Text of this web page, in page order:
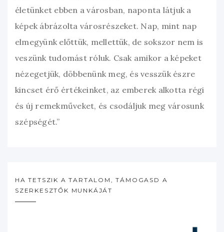
életünket ebben a városban, naponta látjuk a
képek ábrázolta városrészeket. Nap, mint nap
elmegyünk előttük, mellettük, de sokszor nem is
veszünk tudomást róluk. Csak amikor a képeket
nézegetjük, döbbenünk meg, és vesszük észre
kincset érő értékeinket, az emberek alkotta régi
és új remekműveket, és csodáljuk meg városunk
szépségét.”
HA TETSZIK A TARTALOM, TÁMOGASD A
SZERKESZTŐK MUNKÁJÁT